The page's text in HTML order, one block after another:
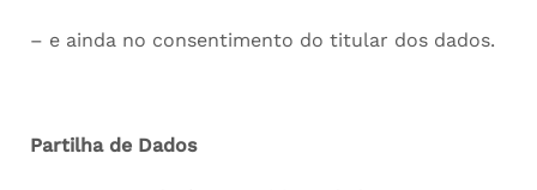
– e ainda no consentimento do titular dos dados.
Partilha de Dados